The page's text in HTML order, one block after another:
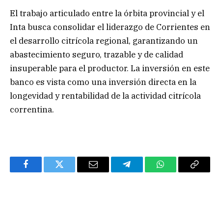
El trabajo articulado entre la órbita provincial y el
Inta busca consolidar el liderazgo de Corrientes en
el desarrollo citrícola regional, garantizando un
abastecimiento seguro, trazable y de calidad
insuperable para el productor. La inversión en este
banco es vista como una inversión directa en la
longevidad y rentabilidad de la actividad citrícola
correntina.
FacebookTwitter Email TelegramWhatsAppCopy